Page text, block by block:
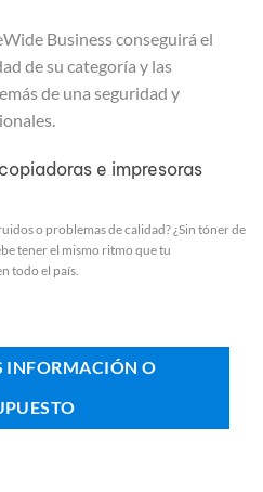
Business conseguirá el
de su categoría y las
de una seguridad y
e impresoras
o problemas de calidad? ¿Sin tóner de
tener el mismo ritmo que tu
todo el país.
INFORMACIÓN O